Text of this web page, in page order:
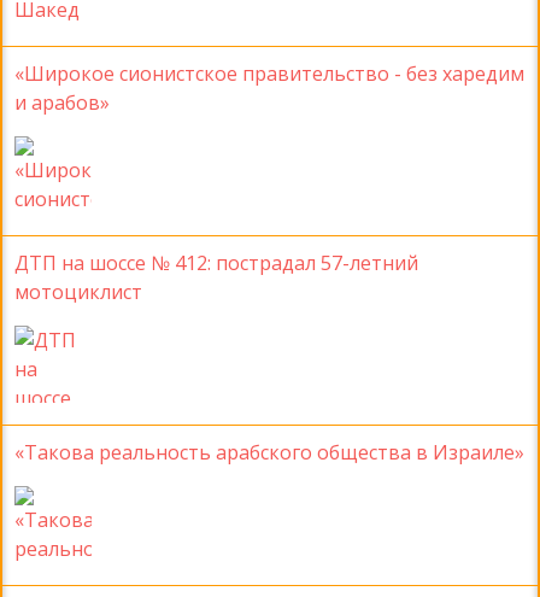
«Широкое сионистское правительство - без харедим
и арабов»
ДТП на шоссе № 412: пострадал 57-летний
мотоциклист
«Такова реальность арабского общества в Израиле»